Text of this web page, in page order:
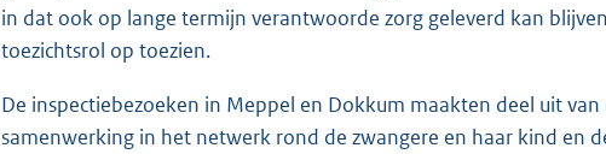
in dat ook op lange termijn verantwoorde zorg geleverd kan
toezichtsrol op toezien.
De inspectiebezoeken in Meppel en Dokkum maakten deel uit
samenwerking in het netwerk rond de zwangere en haar kind en